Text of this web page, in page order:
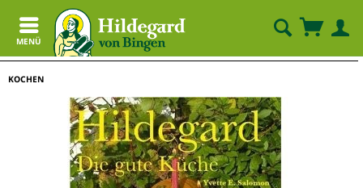
MENÜ
KOCHEN